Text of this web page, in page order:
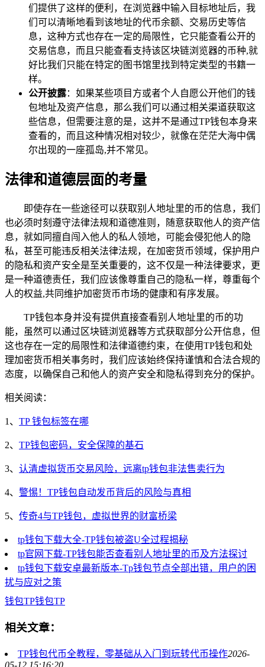
们提供了这样的便利，在浏览器中输入目标地址后，我
们可以清晰地看到该地址的代币余额、交易历史等信
息，这种方式也存在一定的局限性，它只能查看公开的
交易信息，而且只能查看支持该区块链浏览器的币种,就
好比我们只能在特定的图书馆里找到特定类型的书籍一
样。
公开披露：如果某些项目方或者个人自愿公开他们的钱
包地址及资产信息，那么我们可以通过相关渠道获取这
些信息，但需要注意的是，这并不是通过TP钱包本身来
查看的，而且这种情况相对较少，就像在茫茫大海中偶
尔出现的一座孤岛,并不常见。
法律和道德层面的考量
即使存在一些途径可以获取别人地址里的币的信息，我们
也必须时刻遵守法律法规和道德准则，随意获取他人的资产信
息，就如同擅自闯入他人的私人领地，可能会侵犯他人的隐
私，甚至可能违反相关法律法规，在加密货币领域，保护用户
的隐私和资产安全是至关重要的，这不仅是一种法律要求，更
是一种道德责任，我们应该像尊重自己的隐私一样，尊重每个
人的权益,共同维护加密货币市场的健康和有序发展。
TP钱包本身并没有提供直接查看别人地址里的币的功
能，虽然可以通过区块链浏览器等方式获取部分公开信息，但
这也存在一定的局限性和法律道德约束，在使用TP钱包和处
理加密货币相关事务时，我们应该始终保持谨慎和合法合规的
态度，以确保自己和他人的资产安全和隐私得到充分的保护。
相关阅读：
1、 TP 钱包标签在哪
2、 TP钱包密码，安全保障的基石
3、 认清虚拟货币交易风险，远离tp钱包非法售卖行为
4、 警惕！TP钱包自动发币背后的风险与真相
5、 传奇4与TP钱包，虚拟世界的财富桥梁
tp钱包下载大全-TP钱包被盗U全过程揭秘
tp官网下载-TP钱包能否查看别人地址里的币及方法探讨
tp钱包下载安卓最新版本-Tp钱包节点全部出错，用户的困
扰与应对之策
钱包TP钱包TP
相关文章：
TP钱包代币全教程，零基础从入门到玩转代币操作2026-
05-12 15:16:20